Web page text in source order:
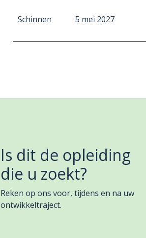
Schinnen 5 mei 2027
Is dit de opleiding
die u zoekt?
Reken op ons voor, tijdens en na uw
ontwikkeltraject.